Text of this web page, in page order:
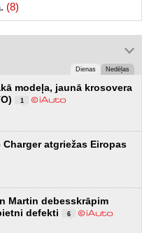
(8)
Dienas Nedēļas
modeļa, jaunā krosovera
1
Charger atgriežas Eiropas
Martin debesskrāpim
defekti
6